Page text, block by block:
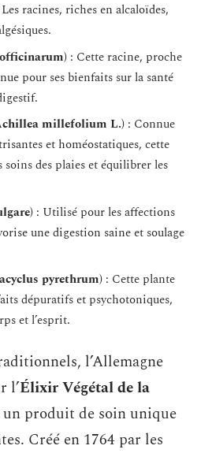
racines, riches en alcaloïdes,
: Cette racine, proche
pour ses bienfaits sur la santé
millefolium L.) : Connue
et homéostatiques, cette
soins des plaies et équilibrer les
: Utilisé pour les affections
une digestion saine et soulage
pyrethrum) : Cette plante
dépuratifs et psychotoniques,
et l’esprit.
l’Allemagne
l’Élixir Végétal de la
un produit de soin unique
Créé en 1764 par les